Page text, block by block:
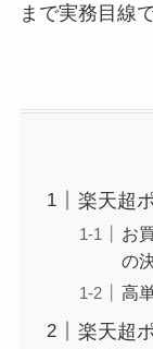
まで実務目線
楽天超
お
の
高
楽天超